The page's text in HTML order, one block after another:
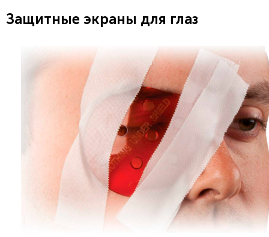
Защитные экраны для глаз